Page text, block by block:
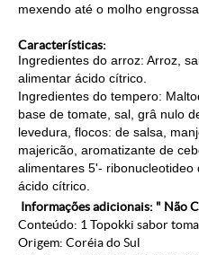
mexendo até o molho
Características:
Ingredientes do arroz: Arroz,
alimentar ácido cítrico.
Ingredientes do tempero:
base de tomate, sal, grâ nulo
levedura, flocos: de salsa,
majericão, aromatizante de
alimentares 5'-
ácido cítrico.
Informações adicionais: " Não
Conteúdo: 1 Topokki sabor
Origem: Coréia do Sul